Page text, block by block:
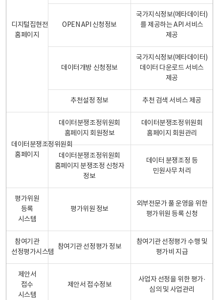
디지털집현전
홈페이지
OPEN API 신청정보
국가지식정보(메타데이터)
를 제공하는 API 서비스
제공
데이터개방 신청정보
국가지식정보(메타데이터)
데이터 다운로드 서비스
제공
추천설정 정보 추천 검색 서비스 제공
데이터분쟁조정위원회
홈페이지
데이터분쟁조정위원회
홈페이지 회원정보
데이터분쟁조정위원회
홈페이지 회원관리
데이터분쟁조정위원회
홈페이지 분쟁조정 신청자
정보
데이터 분쟁조정 등
민원사무 처리
평가위원
등록
시스템
평가위원 정보
외부전문가 풀 운영을 위한
평가위원 등록 신청
참여기관
선정평가시스템
참여기관 선정평가 정보
참여기관 선정평가 수행 및
평가비 지급
제안서
접수
시스템
제안서 접수정보
사업자 선정을 위한 평가·
심의 및 사업관리